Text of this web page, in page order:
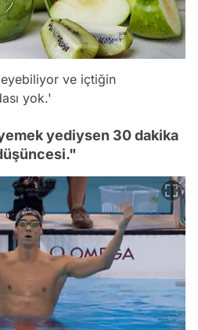
ve içtiğin
yok.'
yediysen 30 dakika